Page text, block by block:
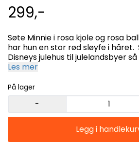
299,-
Søte Minnie i rosa kjole og rosa
har hun en stor rød sløyfe i håret. Samler du på
Disneys julehus til julelandsbyer
perfekt der. Dette er ment til dekorasjon og er ikke
Les mer
På lager
-